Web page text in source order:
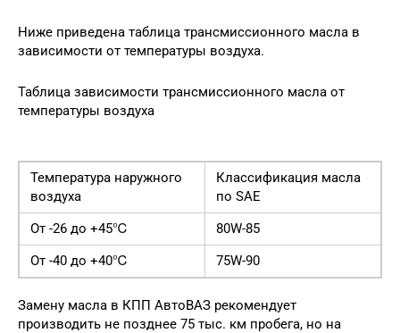
Ниже приведена таблица трансмиссионного масла в
зависимости от температуры воздуха.
Таблица зависимости трансмиссионного масла от
температуры воздуха
Температура наружного
воздуха
Классификация масла
по SAE
От -26 до +45℃
80W-85
От -40 до +40℃
75W-90
Замену масла в КПП АвтоВАЗ рекомендует
производить не позднее 75 тыс. км пробега, но на